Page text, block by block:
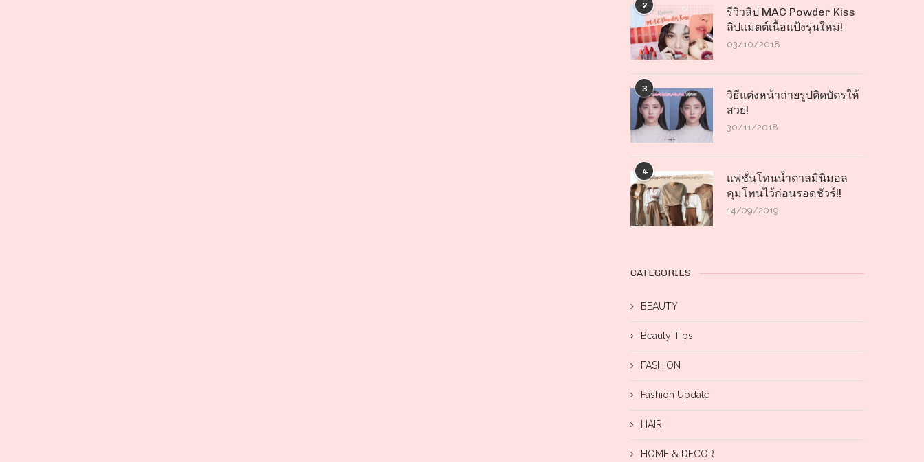
2
รีวิวลิป MAC Powder Kiss
ลิปแมตต์เนื้อแป้งรุ่นใหม่!
03/10/2018
3
วิธีแต่งหน้าถ่ายรูปติดบัตรให้
สวย!
30/11/2018
4
แฟชั่นโทนน้ำตาลมินิมอล
คุมโทนไว้ก่อนรอดชัวร์!!
14/09/2019
CATEGORIES
BEAUTY
Beauty Tips
FASHION
Fashion Update
HAIR
HOME & DECOR